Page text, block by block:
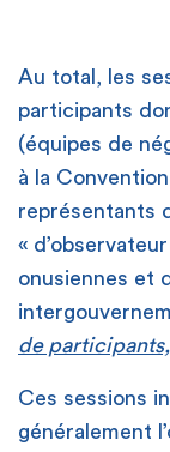
Au total, les
participants
(équipes de
à la
représentants
«
onusiennes et
de
Ces sessions
généralement